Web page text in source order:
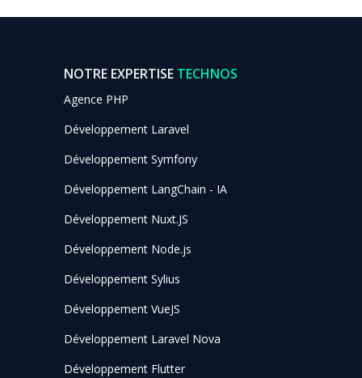
NOTRE EXPERTISE TECHNOS
Agence PHP
Développement Laravel
Développement Symfony
Développement LangChain - IA
Développement Nuxt.JS
Développement Node.js
Développement Sylius
Développement VueJS
Développement Laravel Nova
Développement Flutter